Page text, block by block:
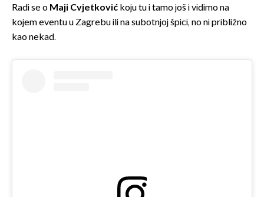
Radi se o Maji Cvjetković koju tu i tamo još i vidimo na
kojem eventu u Zagrebu ili na subotnjoj špici, no ni približno
kao nekad.